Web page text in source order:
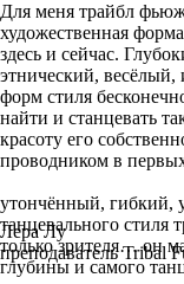
Лера Лу
преподаватель Tribal
Для меня трайбл
художественная
здесь и сейчас.
этнический,
форм стиля
найти и станцевать
красоту его
проводником в
утончённый, гибкий,
танцевального стиля
только зрителя… он
глубины и самого